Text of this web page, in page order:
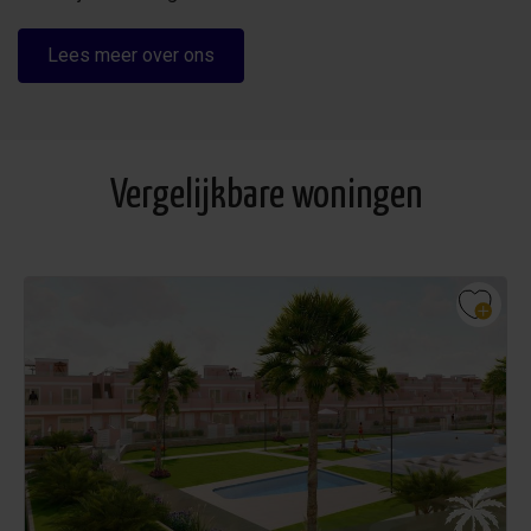
Lees meer over ons
Vergelijkbare woningen